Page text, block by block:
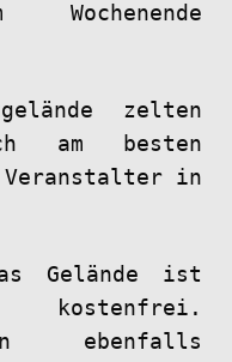
zelten
am besten
Veranstalter in
Gelände ist
kostenfrei.
ebenfalls